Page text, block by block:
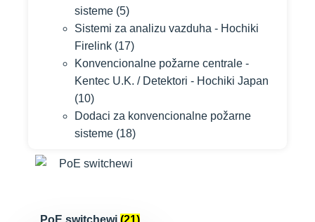
sisteme (5)
Sistemi za analizu vazduha - Hochiki
Firelink (17)
Konvencionalne požarne centrale -
Kentec U.K. / Detektori - Hochiki Japan
(10)
Dodaci za konvencionalne požarne
sisteme (18)
PoE switchewi(21)